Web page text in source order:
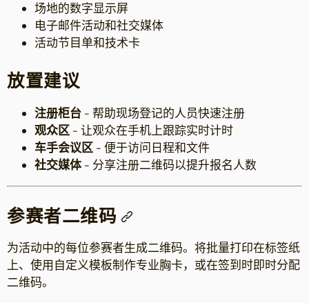
场地的数字显示屏
电子邮件活动和社交媒体
活动节目单和技术卡
放置建议
注册柜台 - 帮助现场登记的人员快速注册
观众区 - 让观众在手机上跟踪实时计时
车手会议区 - 便于访问日程和文件
社交媒体- 分享注册二维码以提升报名人数
参赛者二维码
为活动中的每位参赛者生成二维码。将批量打印在标签纸
上、使用自定义模板制作专业胸卡，或在签到时即时分配
二维码。